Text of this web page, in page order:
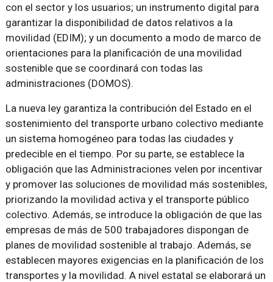
con el sector y los usuarios; un instrumento digital para
garantizar la disponibilidad de datos relativos a la
movilidad (EDIM); y un documento a modo de marco de
orientaciones para la planificación de una movilidad
sostenible que se coordinará con todas las
administraciones (DOMOS).
La nueva ley garantiza la contribución del Estado en el
sostenimiento del transporte urbano colectivo mediante
un sistema homogéneo para todas las ciudades y
predecible en el tiempo. Por su parte, se establece la
obligación que las Administraciones velen por incentivar
y promover las soluciones de movilidad más sostenibles,
priorizando la movilidad activa y el transporte público
colectivo. Además, se introduce la obligación de que las
empresas de más de 500 trabajadores dispongan de
planes de movilidad sostenible al trabajo. Además, se
establecen mayores exigencias en la planificación de los
transportes y la movilidad. A nivel estatal se elaborará un